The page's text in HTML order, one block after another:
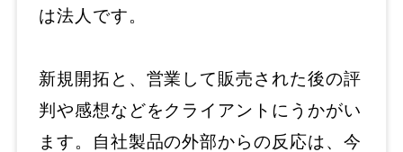
は法人です。
新規開拓と、営業して販売された後の評
判や感想などをクライアントにうかがい
ます。自社製品の外部からの反応は、今